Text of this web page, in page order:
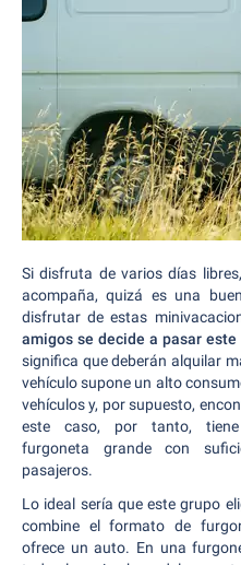
Si disfruta de varios días
acompaña, quizá es una
disfrutar de estas
amigos se decide a pasar
significa que deberán alquilar
vehículo supone un alto
vehículos y, por supuesto,
este caso, por tanto,
furgoneta grande con
pasajeros.
Lo ideal sería que este grupo
combine el formato de
ofrece un auto. En una